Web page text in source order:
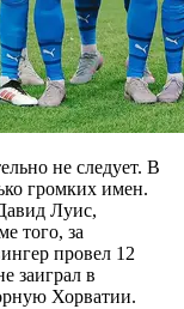
не следует. В
громких имен.
Луис,
того, за
провел 12
заиграл в
Хорватии.